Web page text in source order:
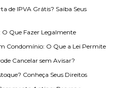
de IPVA Grátis? Saiba Seus
Que Fazer Legalmente
Condomínio: O Que a Lei Permite
Cancelar sem Avisar?
Conheça Seus Direitos